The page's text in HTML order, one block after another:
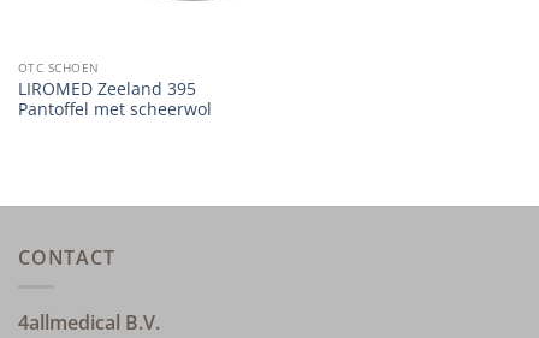
OTC SCHOEN
LIROMED Zeeland 395
Pantoffel met scheerwol
CONTACT
4allmedical B.V.